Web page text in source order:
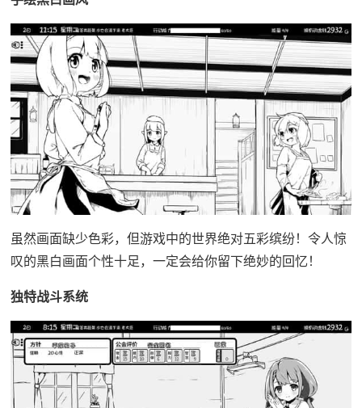
虽然画面缺少色彩，但游戏中的世界绝对五彩缤纷！令人惊
叹的黑白画面个性十足，一定会给你留下绝妙的回忆！
独特战斗系统